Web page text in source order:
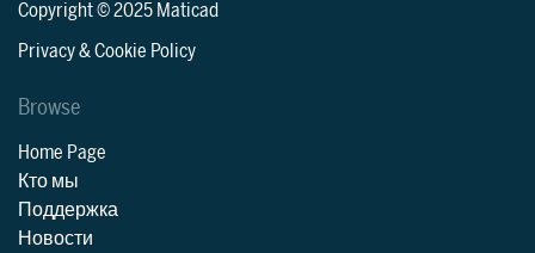
Copyright © 2025 Maticad
Privacy & Cookie Policy
Browse
Home Page
Кто мы
Поддержка
Новости